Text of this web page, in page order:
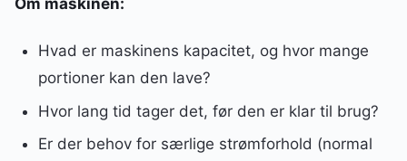
Hvad er maskinens kapacitet, og hvor mange
portioner kan den lave?
Hvor lang tid tager det, før den er klar til brug?
Er der behov for særlige strømforhold (normal